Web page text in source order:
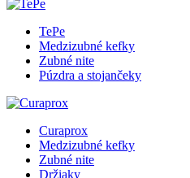
TePe
Medzizubné kefky
Zubné nite
Púzdra a stojančeky
Curaprox
Medzizubné kefky
Zubné nite
Držiaky